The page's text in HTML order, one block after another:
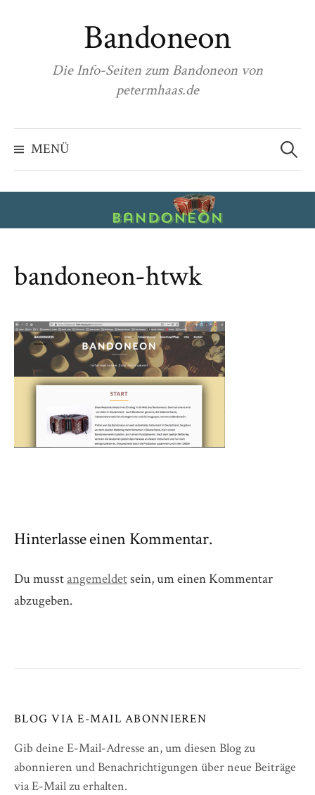
Bandoneon
Die Info-Seiten zum Bandoneon von
petermhaas.de
MENÜ
Suchen
nach:
bandoneon-htwk
Hinterlasse einen Kommentar.
Du musstangemeldetsein, um einen Kommentar
abzugeben.
BLOG VIA E-MAIL ABONNIEREN
Gib deine E-Mail-Adresse an, um diesen Blog zu
abonnieren und Benachrichtigungen über neue Beiträge
via E-Mail zu erhalten.